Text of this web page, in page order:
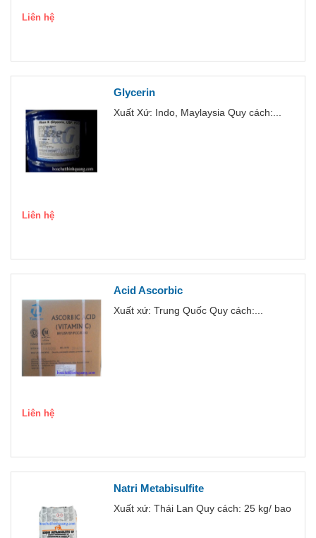
Liên hệ
Glycerin
Xuất Xứ: Indo, Maylaysia Quy cách:...
Liên hệ
Acid Ascorbic
Xuất xứ: Trung Quốc Quy cách:...
Liên hệ
Natri Metabisulfite
Xuất xứ: Thái Lan Quy cách: 25 kg/ bao